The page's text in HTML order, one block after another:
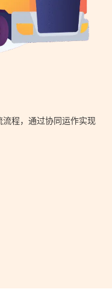
程，通过协同运作实现